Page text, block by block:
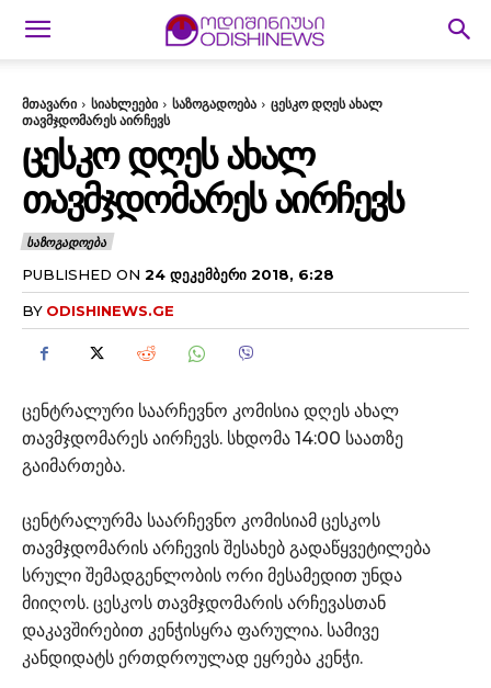
მთავარი სიახლეები საზოგადოება
ცესკო დღეს ახალ
თავმჯდომარეს აირჩევს
ᲪᲔᲡᲙᲝ ᲓᲦᲔᲡ ᲐᲮᲐᲚ
ᲗᲐᲕᲛᲯᲓᲝᲛᲐᲠᲔᲡ ᲐᲘᲠᲩᲔᲕᲡ
ᲡᲐᲖᲝᲒᲐᲓᲝᲔᲑᲐ
PUBLISHED ON 24 ᲓᲔᲙᲔᲛᲑᲔᲠᲘ 2018, 6:28
BY ODISHINEWS.GE
ცენტრალური საარჩევნო კომისია დღეს ახალ
თავმჯდომარეს აირჩევს. სხდომა 14:00 საათზე
გაიმართება.
ცენტრალურმა საარჩევნო კომისიამ ცესკოს
თავმჯდომარის არჩევის შესახებ გადაწყვეტილება
სრული შემადგენლობის ორი მესამედით უნდა
მიიღოს. ცესკოს თავმჯდომარის არჩევასთან
დაკავშირებით კენჭისყრა ფარულია. სამივე
კანდიდატს ერთდროულად ეყრება კენჭი.